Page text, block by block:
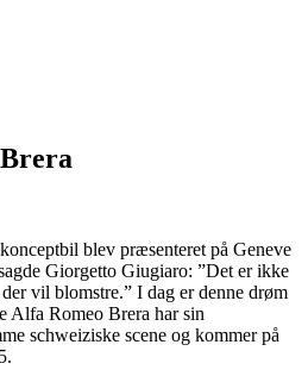
blev præsenteret på Geneve
Giorgetto Giugiaro: ”Det er ikke
vil blomstre.” I dag er denne drøm
Alfa Romeo Brera har sin
schweiziske scene og kommer på